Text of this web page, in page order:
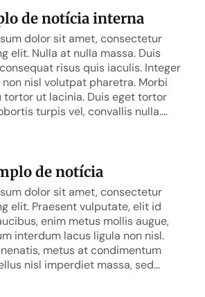
de notícia interna
dolor sit amet, consectetur
elit. Nulla at nulla massa. Duis
risus quis iaculis. Integer
non nisl volutpat pharetra. Morbi
tortor ut lacinia. Duis eget tortor
turpis vel, convallis nulla.
de notícia
dolor sit amet, consectetur
elit. Praesent vulputate, elit id
enim metus mollis augue,
interdum lacus ligula non nisl.
metus at condimentum
nisl imperdiet massa, sed